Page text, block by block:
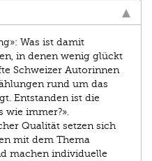
Was ist damit
in denen wenig glückt
Schweizer Autorinnen
rund um das
Entstanden ist die
wie immer?».
Qualität setzen sich
mit dem Thema
machen individuelle